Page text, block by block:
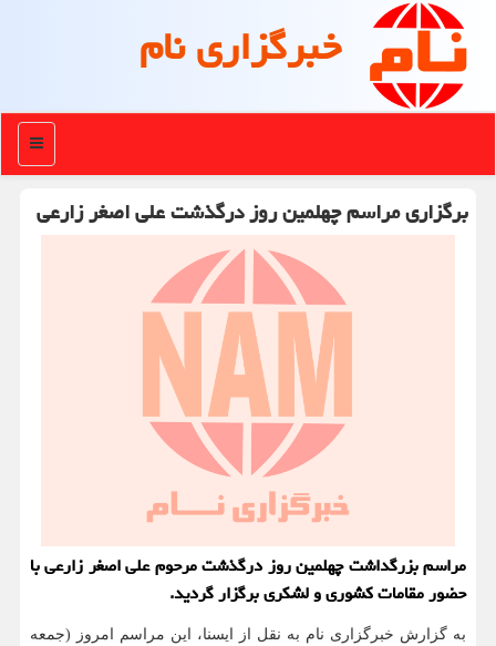
خبرگزاری نام
منو
برگزاری مراسم چهلمین روز درگذشت علی اصغر زارعی
مراسم بزرگداشت چهلمین روز درگذشت مرحوم علی اصغر زارعی با
حضور مقامات کشوری و لشکری برگزار گردید.
به گزارش خبرگزاری نام به نقل از ایسنا، این مراسم امروز (جمعه